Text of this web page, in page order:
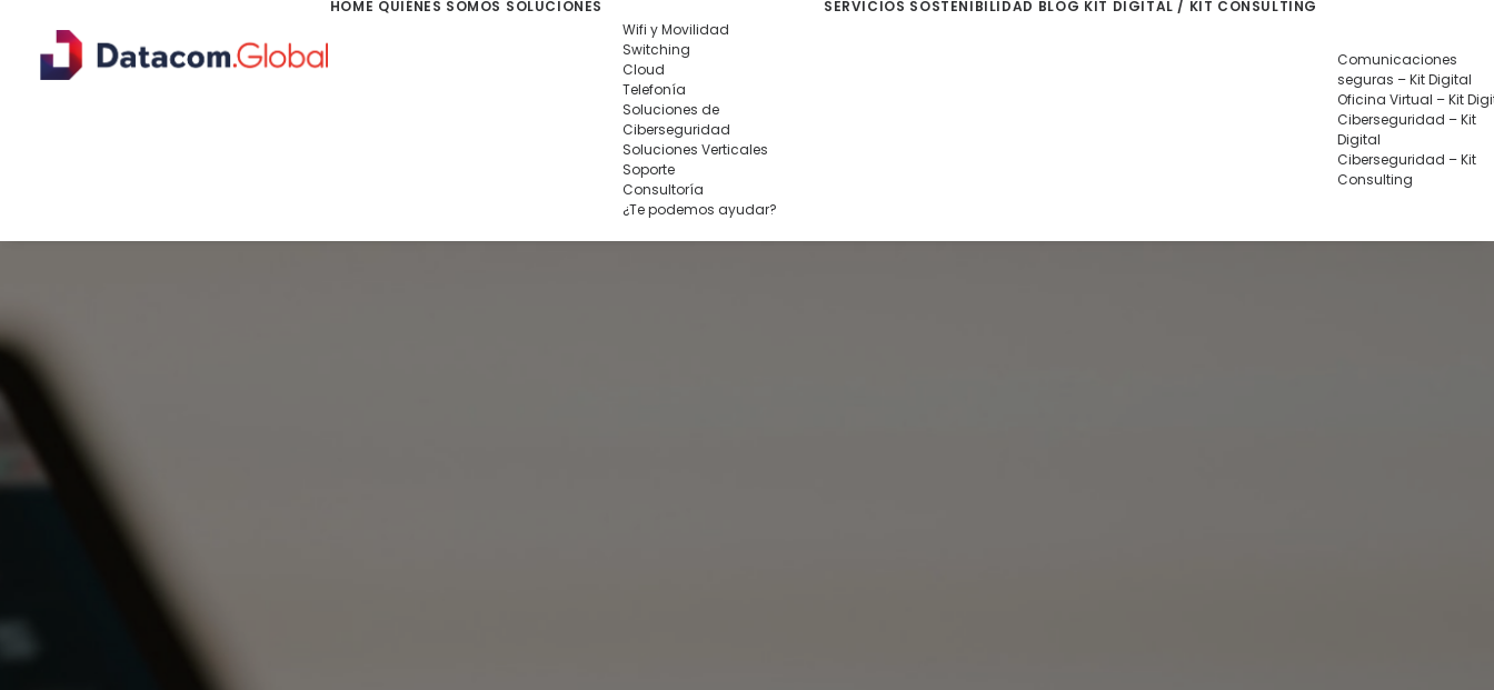
HOME QUIÉNES SOMOS SOLUCIONES
Wifi y Movilidad
Switching
Cloud
Telefonía
Soluciones de
Ciberseguridad
Soluciones Verticales
Soporte
Consultoría
¿Te podemos ayudar?
SERVICIOS SOSTENIBILIDAD BLOG KIT DIGITAL / KIT CONSULTING
Comunicaciones
seguras – Kit Digital
Oficina Virtual – Kit
Ciberseguridad – Kit
Digital
Ciberseguridad – Kit
Consulting